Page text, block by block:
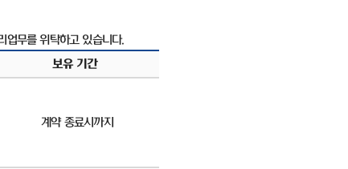
업무를 위탁하고 있습니다.
보유 기간
계약 종료시까지